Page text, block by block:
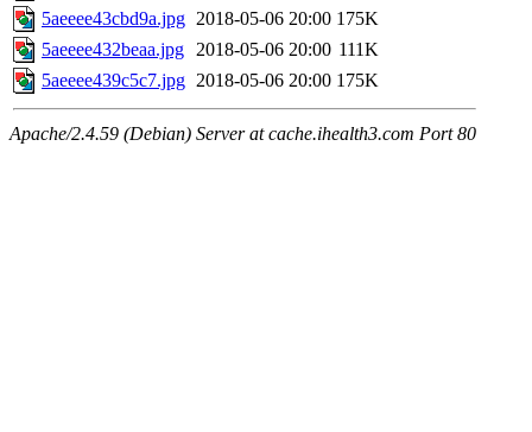
5aeeee43cbd9a.jpg 2018-05-06 20:00 175K
5aeeee432beaa.jpg 2018-05-06 20:00 111K
5aeeee439c5c7.jpg 2018-05-06 20:00 175K
Apache/2.4.59 (Debian) Server at cache.ihealth3.com Port 80